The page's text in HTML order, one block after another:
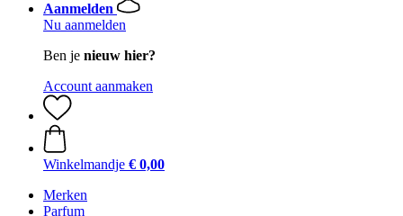
Aanmelden
Nu aanmelden
Ben je nieuw hier?
Account aanmaken
Winkelmandje € 0,00
Merken
Parfum